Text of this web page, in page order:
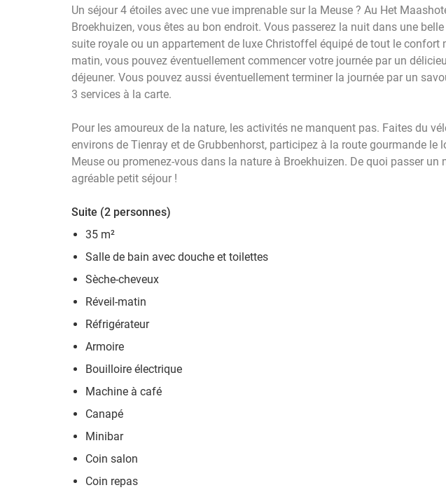
Un séjour 4 étoiles avec une vue imprenable sur la Meuse ? Au Het
Broekhuizen, vous êtes au bon endroit. Vous passerez la nuit dans une
suite royale ou un appartement de luxe Christoffel équipé de tout le confort
matin, vous pouvez éventuellement commencer votre journée par un
déjeuner. Vous pouvez aussi éventuellement terminer la journée par un
3 services à la carte.
Pour les amoureux de la nature, les activités ne manquent pas. Faites du
environs de Tienray et de Grubbenhorst, participez à la route gourmande le
Meuse ou promenez-vous dans la nature à Broekhuizen. De quoi passer un
agréable petit séjour !
Suite (2 personnes)
35 m²
Salle de bain avec douche et toilettes
Sèche-cheveux
Réveil-matin
Réfrigérateur
Armoire
Bouilloire électrique
Machine à café
Canapé
Minibar
Coin salon
Coin repas